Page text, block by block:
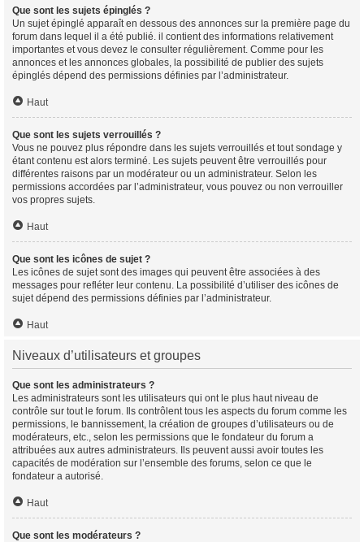
Que sont les sujets épinglés ?
Un sujet épinglé apparaît en dessous des annonces sur la première page du
forum dans lequel il a été publié. il contient des informations relativement
importantes et vous devez le consulter régulièrement. Comme pour les
annonces et les annonces globales, la possibilité de publier des sujets
épinglés dépend des permissions définies par l’administrateur.
Haut
Que sont les sujets verrouillés ?
Vous ne pouvez plus répondre dans les sujets verrouillés et tout sondage y
étant contenu est alors terminé. Les sujets peuvent être verrouillés pour
différentes raisons par un modérateur ou un administrateur. Selon les
permissions accordées par l’administrateur, vous pouvez ou non verrouiller
vos propres sujets.
Haut
Que sont les icônes de sujet ?
Les icônes de sujet sont des images qui peuvent être associées à des
messages pour refléter leur contenu. La possibilité d’utiliser des icônes de
sujet dépend des permissions définies par l’administrateur.
Haut
Niveaux d’utilisateurs et groupes
Que sont les administrateurs ?
Les administrateurs sont les utilisateurs qui ont le plus haut niveau de
contrôle sur tout le forum. Ils contrôlent tous les aspects du forum comme les
permissions, le bannissement, la création de groupes d’utilisateurs ou de
modérateurs, etc., selon les permissions que le fondateur du forum a
attribuées aux autres administrateurs. Ils peuvent aussi avoir toutes les
capacités de modération sur l’ensemble des forums, selon ce que le
fondateur a autorisé.
Haut
Que sont les modérateurs ?